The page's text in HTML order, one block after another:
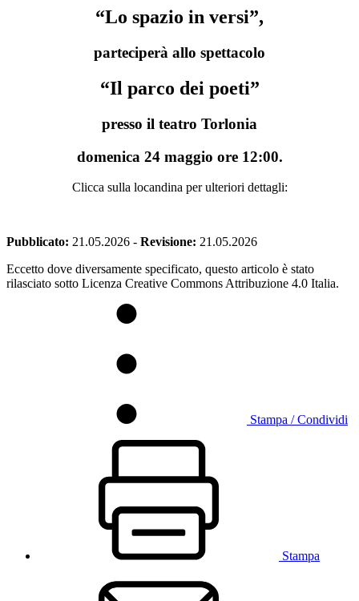
“Lo spazio in versi”,
parteciperà allo spettacolo
“Il parco dei poeti”
presso il teatro Torlonia
domenica 24 maggio ore 12:00.
Clicca sulla locandina per ulteriori dettagli:
Pubblicato: 21.05.2026 - Revisione: 21.05.2026
Eccetto dove diversamente specificato, questo articolo è stato
rilasciato sotto Licenza Creative Commons Attribuzione 4.0 Italia.
Stampa / Condividi
Stampa